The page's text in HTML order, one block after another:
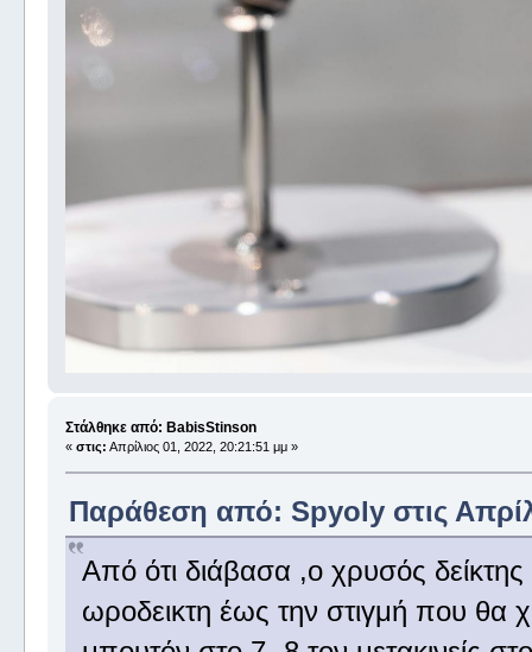
Στάλθηκε από: BabisStinson
« στις: Απρίλιος 01, 2022, 20:21:51 μμ »
Παράθεση από: Spyoly στις
Από ότι διάβασα ,ο χρυσός
ωροδεικτη έως την στιγμή που θα